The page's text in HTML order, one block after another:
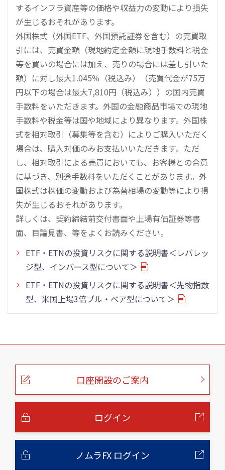
するインフラ資産等の価格や収益力の変動により損失
が生じるおそれがあります。
外国株式（外国ETF、外国預託証券を含む）の売買取
引には、売買金額（現地約定金額に現地手数料と税金
等を買いの場合には加え、売りの場合には差し引いた
額）に対し最大1.045％（税込み）（売買代金が75万
円以下の場合は最大7,810円（税込み））の国内売買
手数料をいただきます。外国の金融商品市場での現地
手数料や税金等は国や地域により異なります。外国株
式を相対取引（募集等を含む）によりご購入いただく
場合は、購入対価のみお支払いいただきます。ただ
し、相対取引による売買においても、お客様との合意
に基づき、別途手数料をいただくことがあります。外
国株式は株価の変動および為替相場の変動等により損
失が生じるおそれがあります。
詳しくは、契約締結前交付書面や上場有価証券等書
面、目論見書、等をよくお読みください。
ETF・ETNの投資リスクに関する説明書＜レバレッ
ジ型、インバース型について＞
ETF・ETNの投資リスクに関する説明書＜先物指数
型、米国上場3倍ブル・ベア型について＞
こ
口座開設のご案内
ログイン
ノムラFX ログイン